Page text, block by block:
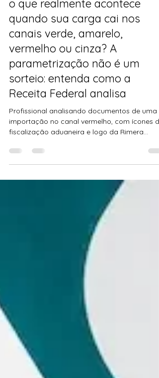
há 6 dias
18 min de leitura
Canal Vermelho na
o que realmente acontece
quando sua carga cai nos
canais verde, amarelo,
vermelho ou cinza? A
parametrização não é um
sorteio: entenda como a
Receita Federal analisa
Profissional analisando documentos de uma
fiscalização aduaneira e logo da Rimera
Multimodal.